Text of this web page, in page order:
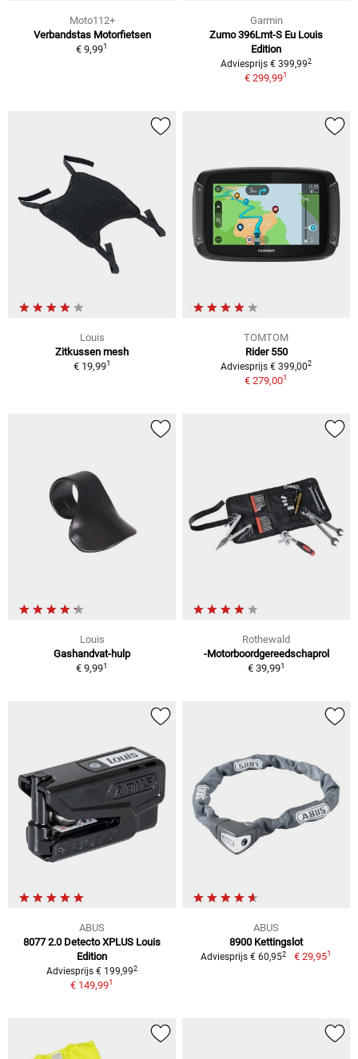
Moto112+
Verbandstas Motorfietsen
€ 9,991
Garmin
Zumo 396Lmt-S Eu Louis
Edition
Adviesprijs € 399,992
€ 299,991
Louis
Zitkussen mesh
€ 19,991
TOMTOM
Rider 550
Adviesprijs € 399,002
€ 279,001
Louis
Gashandvat-hulp
€ 9,991
Rothewald
-Motorboordgereedschaprol
€ 39,991
ABUS
8077 2.0 Detecto XPLUS Louis
Edition
Adviesprijs € 199,992
€ 149,991
ABUS
8900 Kettingslot
Adviesprijs € 60,952 € 29,951